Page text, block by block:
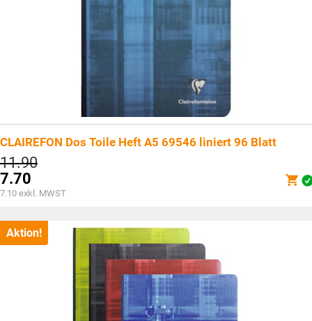
CLAIREFON Dos Toile Heft A5 69546 liniert 96 Blatt
11.90Ursprünglicher
war:
CHF11.90
7.70
Aktueller
ist:
CHF7.70.
7.10 exkl. MWST
Aktion!